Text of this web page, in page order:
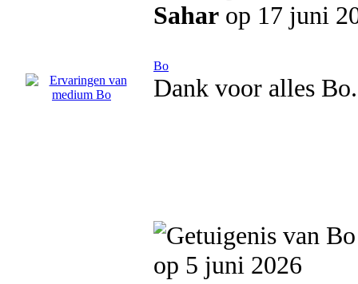
Sahar op 17 juni
Bo
Dank voor alles
op 5 juni 2026